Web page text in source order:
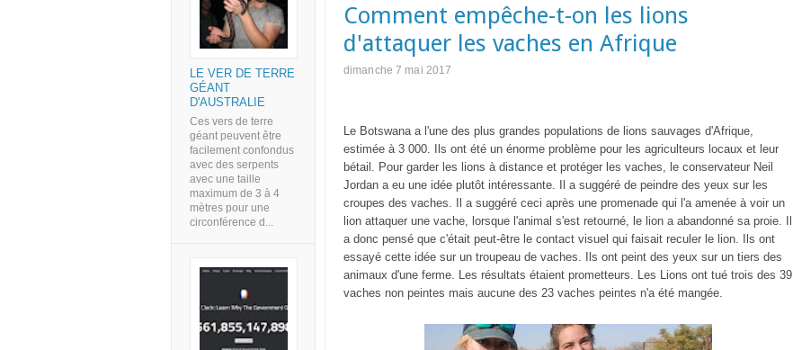
Comment empêche-t-on les lions
d'attaquer les vaches en Afrique
dimanche 7 mai 2017
Le Botswana a l'une des plus grandes populations de lions sauvages d'Afrique,
estimée à 3 000. Ils ont été un énorme problème pour les agriculteurs locaux et leur
bétail. Pour garder les lions à distance et protéger les vaches, le conservateur Neil
Jordan a eu une idée plutôt intéressante. Il a suggéré de peindre des yeux sur les
croupes des vaches. Il a suggéré ceci après une promenade qui l'a amenée à voir un
lion attaquer une vache, lorsque l'animal s'est retourné, le lion a abandonné sa proie. Il
a donc pensé que c'était peut-être le contact visuel qui faisait reculer le lion. Ils ont
essayé cette idée sur un troupeau de vaches. Ils ont peint des yeux sur un tiers des
animaux d'une ferme. Les résultats étaient prometteurs. Les Lions ont tué trois des 39
vaches non peintes mais aucune des 23 vaches peintes n'a été mangée.
LE VER DE TERRE
GÉANT
D'AUSTRALIE
Ces vers de terre
géant peuvent être
facilement confondus
avec des serpents
avec une taille
maximum de 3 à 4
mètres pour une
circonférence d...